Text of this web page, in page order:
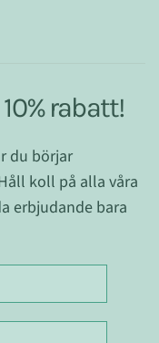
rabatt!
du börjar
koll på alla våra
erbjudande bara